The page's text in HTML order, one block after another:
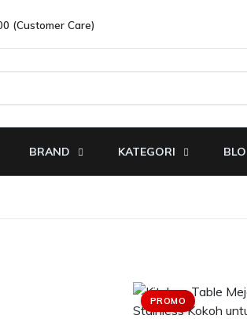
(Customer Care)
BRAND KATEGORI
PROMO